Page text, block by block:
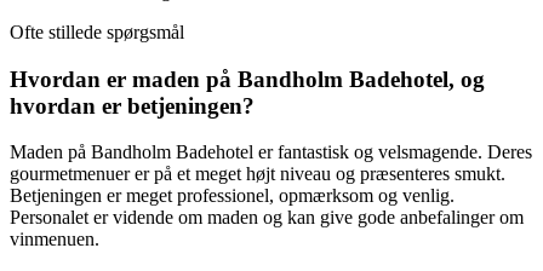
Ofte stillede spørgsmål
Hvordan er maden på Bandholm Badehotel, og
hvordan er betjeningen?
Maden på Bandholm Badehotel er fantastisk og velsmagende. Deres
gourmetmenuer er på et meget højt niveau og præsenteres smukt.
Betjeningen er meget professionel, opmærksom og venlig.
Personalet er vidende om maden og kan give gode anbefalinger om
vinmenuen.